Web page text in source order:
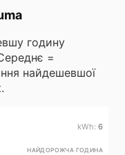
годину
=
найдешевшої
6